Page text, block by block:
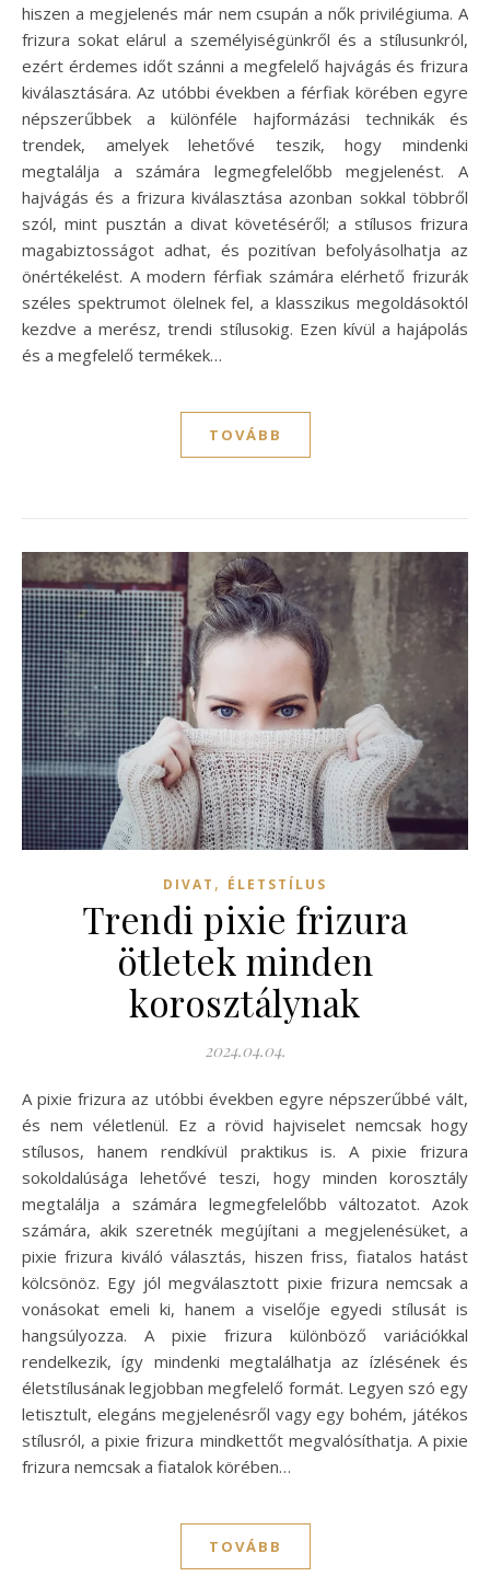
hiszen a megjelenés már nem csupán a nők privilégiuma. A
frizura sokat elárul a személyiségünkről és a stílusunkról,
ezért érdemes időt szánni a megfelelő hajvágás és frizura
kiválasztására. Az utóbbi években a férfiak körében egyre
népszerűbbek a különféle hajformázási technikák és
trendek, amelyek lehetővé teszik, hogy mindenki
megtalálja a számára legmegfelelőbb megjelenést. A
hajvágás és a frizura kiválasztása azonban sokkal többről
szól, mint pusztán a divat követéséről; a stílusos frizura
magabiztosságot adhat, és pozitívan befolyásolhatja az
önértékelést. A modern férfiak számára elérhető frizurák
széles spektrumot ölelnek fel, a klasszikus megoldásoktól
kezdve a merész, trendi stílusokig. Ezen kívül a hajápolás
és a megfelelő termékek…
TOVÁBB
DIVAT , ÉLETSTÍLUS
Trendi pixie frizura
ötletek minden
korosztálynak
2024.04.04.
A pixie frizura az utóbbi években egyre népszerűbbé vált,
és nem véletlenül. Ez a rövid hajviselet nemcsak hogy
stílusos, hanem rendkívül praktikus is. A pixie frizura
sokoldalúsága lehetővé teszi, hogy minden korosztály
megtalálja a számára legmegfelelőbb változatot. Azok
számára, akik szeretnék megújítani a megjelenésüket, a
pixie frizura kiváló választás, hiszen friss, fiatalos hatást
kölcsönöz. Egy jól megválasztott pixie frizura nemcsak a
vonásokat emeli ki, hanem a viselője egyedi stílusát is
hangsúlyozza. A pixie frizura különböző variációkkal
rendelkezik, így mindenki megtalálhatja az ízlésének és
életstílusának legjobban megfelelő formát. Legyen szó egy
letisztult, elegáns megjelenésről vagy egy bohém, játékos
stílusról, a pixie frizura mindkettőt megvalósíthatja. A pixie
frizura nemcsak a fiatalok körében…
TOVÁBB